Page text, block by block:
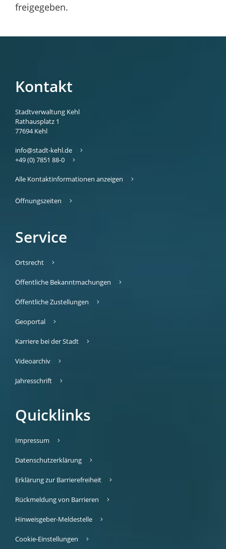
freigegeben.
Kontakt
Stadtverwaltung Kehl
Rathausplatz 1
77694 Kehl
info@stadt-kehl.de
+49 (0) 7851 88-0
Alle Kontaktinformationen anzeigen
Öffnungszeiten
Service
Ortsrecht
Öffentliche Bekanntmachungen
Öffentliche Zustellungen
Geoportal
Karriere bei der Stadt
Videoarchiv
Jahresschrift
Quicklinks
Impressum
Datenschutzerklärung
Erklärung zur Barrierefreiheit
Rückmeldung von Barrieren
Hinweisgeber-Meldestelle
Cookie-Einstellungen